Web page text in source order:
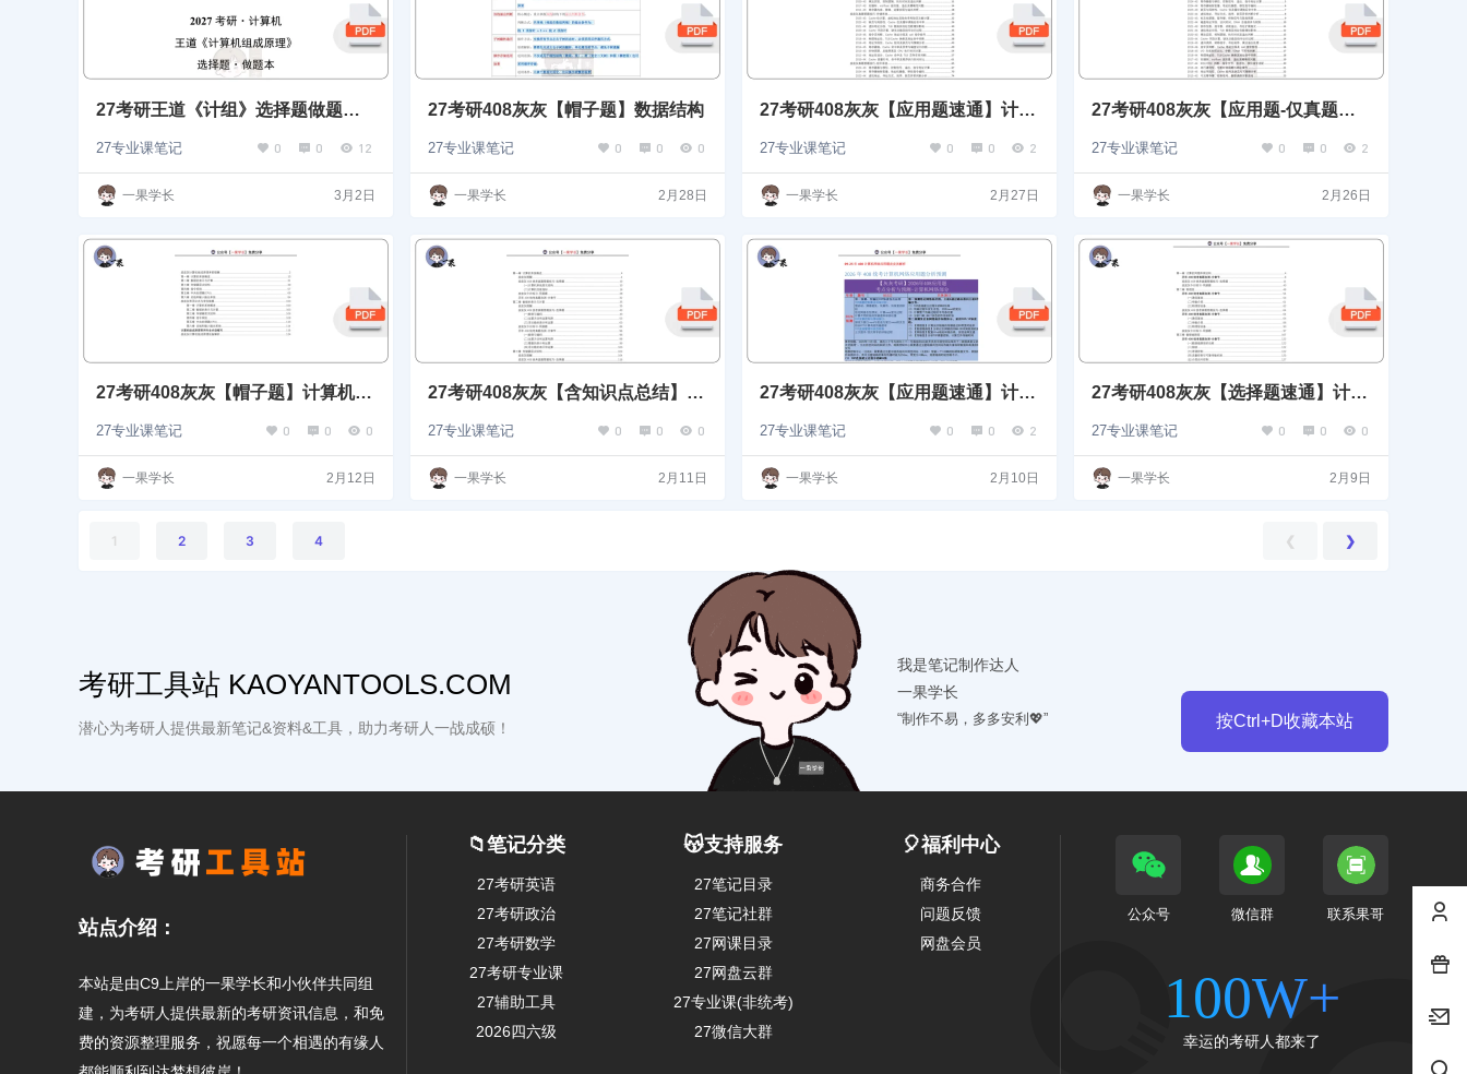
27考研王道《计组》选择题做题本
【无间隔】
27专业课笔记 0 0 12
一果学长 3月2日
27考研408灰灰【帽子题】数据结构
27专业课笔记 0 0 0
一果学长 2月28日
27考研408灰灰【应用题速通】计算
机组成原理
27专业课笔记 0 0 2
一果学长 2月27日
27考研408灰灰【应用题-仅真题】
计算机组成原理
27专业课笔记 0 0 2
一果学长 2月26日
27考研408灰灰【帽子题】计算机组
成原理
27专业课笔记 0 0 0
一果学长 2月12日
27考研408灰灰【含知识点总结】计
算机组成原理
27专业课笔记 0 0 0
一果学长 2月11日
27考研408灰灰【应用题速通】计算
机网络
27专业课笔记 0 0 2
一果学长 2月10日
27考研408灰灰【选择题速通】计算
机网络-皮皮灰漫画版
27专业课笔记 0 0 0
一果学长 2月9日
1 2 3 4 ❮ ❯
考研工具站 KAOYANTOOLS.COM
潜心为考研人提供最新笔记&资料&工具，助力考研人一战成硕！ 按Ctrl+D收藏本站
我是笔记制作达人
一果学长
“制作不易，多多安利💖”
站点介绍：
本站是由C9上岸的一果学长和小伙伴共同组
建，为考研人提供最新的考研资讯信息，和免
费的资源整理服务，祝愿每一个相遇的有缘人
📁笔记分类
27考研英语
27考研政治
27考研数学
27考研专业课
27辅助工具
2026四六级
😽支持服务
27笔记目录
27笔记社群
27网课目录
27网盘云群
27专业课(非统考)
27微信大群
🎈福利中心
商务合作
问题反馈
网盘会员
公众号 微信群 联系果哥
100W+
幸运的考研人都来了